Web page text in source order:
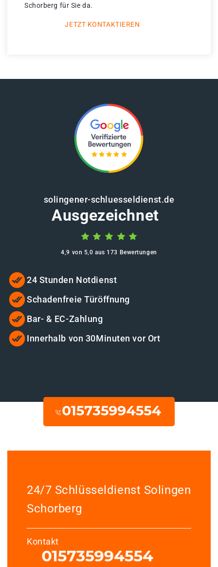
Schorberg für Sie da.
JETZT KONTAKTIEREN
solingener-schluesseldienst.de
Ausgezeichnet
4,9 von 5,0 aus 173 Bewertungen
24 Stunden Notdienst
Schadenfreie Türöffnung
Bar- & EC-Zahlung
Innerhalb von 30Minuten vor Ort
24/7 Schlüsseldienst Solingen
Schorberg
Kontakt